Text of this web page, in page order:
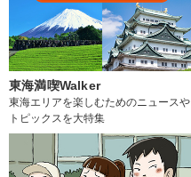
東海満喫Walker
東海エリアを楽しむためのニュースや
トピックスを大特集